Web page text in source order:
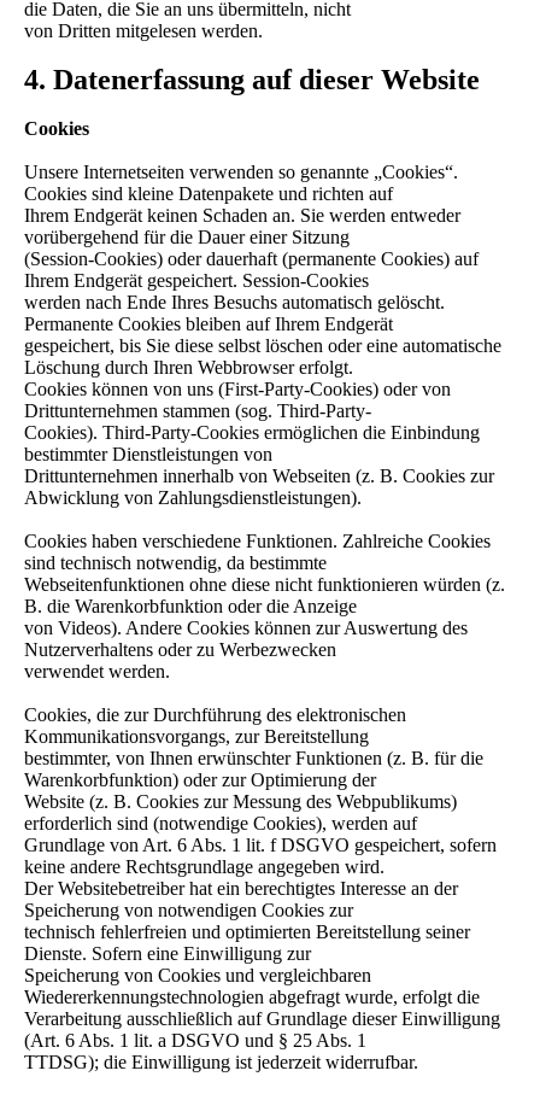
die Daten, die Sie an uns übermitteln, nicht
von Dritten mitgelesen werden.
4. Datenerfassung auf dieser Website
Cookies
Unsere Internetseiten verwenden so genannte „Cookies“.
Cookies sind kleine Datenpakete und richten auf
Ihrem Endgerät keinen Schaden an. Sie werden entweder
vorübergehend für die Dauer einer Sitzung
(Session-Cookies) oder dauerhaft (permanente Cookies) auf
Ihrem Endgerät gespeichert. Session-Cookies
werden nach Ende Ihres Besuchs automatisch gelöscht.
Permanente Cookies bleiben auf Ihrem Endgerät
gespeichert, bis Sie diese selbst löschen oder eine automatische
Löschung durch Ihren Webbrowser erfolgt.
Cookies können von uns (First-Party-Cookies) oder von
Drittunternehmen stammen (sog. Third-Party-
Cookies). Third-Party-Cookies ermöglichen die Einbindung
bestimmter Dienstleistungen von
Drittunternehmen innerhalb von Webseiten (z. B. Cookies zur
Abwicklung von Zahlungsdienstleistungen).
Cookies haben verschiedene Funktionen. Zahlreiche Cookies
sind technisch notwendig, da bestimmte
Webseitenfunktionen ohne diese nicht funktionieren würden (z.
B. die Warenkorbfunktion oder die Anzeige
von Videos). Andere Cookies können zur Auswertung des
Nutzerverhaltens oder zu Werbezwecken
verwendet werden.
Cookies, die zur Durchführung des elektronischen
Kommunikationsvorgangs, zur Bereitstellung
bestimmter, von Ihnen erwünschter Funktionen (z. B. für die
Warenkorbfunktion) oder zur Optimierung der
Website (z. B. Cookies zur Messung des Webpublikums)
erforderlich sind (notwendige Cookies), werden auf
Grundlage von Art. 6 Abs. 1 lit. f DSGVO gespeichert, sofern
keine andere Rechtsgrundlage angegeben wird.
Der Websitebetreiber hat ein berechtigtes Interesse an der
Speicherung von notwendigen Cookies zur
technisch fehlerfreien und optimierten Bereitstellung seiner
Dienste. Sofern eine Einwilligung zur
Speicherung von Cookies und vergleichbaren
Wiedererkennungstechnologien abgefragt wurde, erfolgt die
Verarbeitung ausschließlich auf Grundlage dieser Einwilligung
(Art. 6 Abs. 1 lit. a DSGVO und § 25 Abs. 1
TTDSG); die Einwilligung ist jederzeit widerrufbar.